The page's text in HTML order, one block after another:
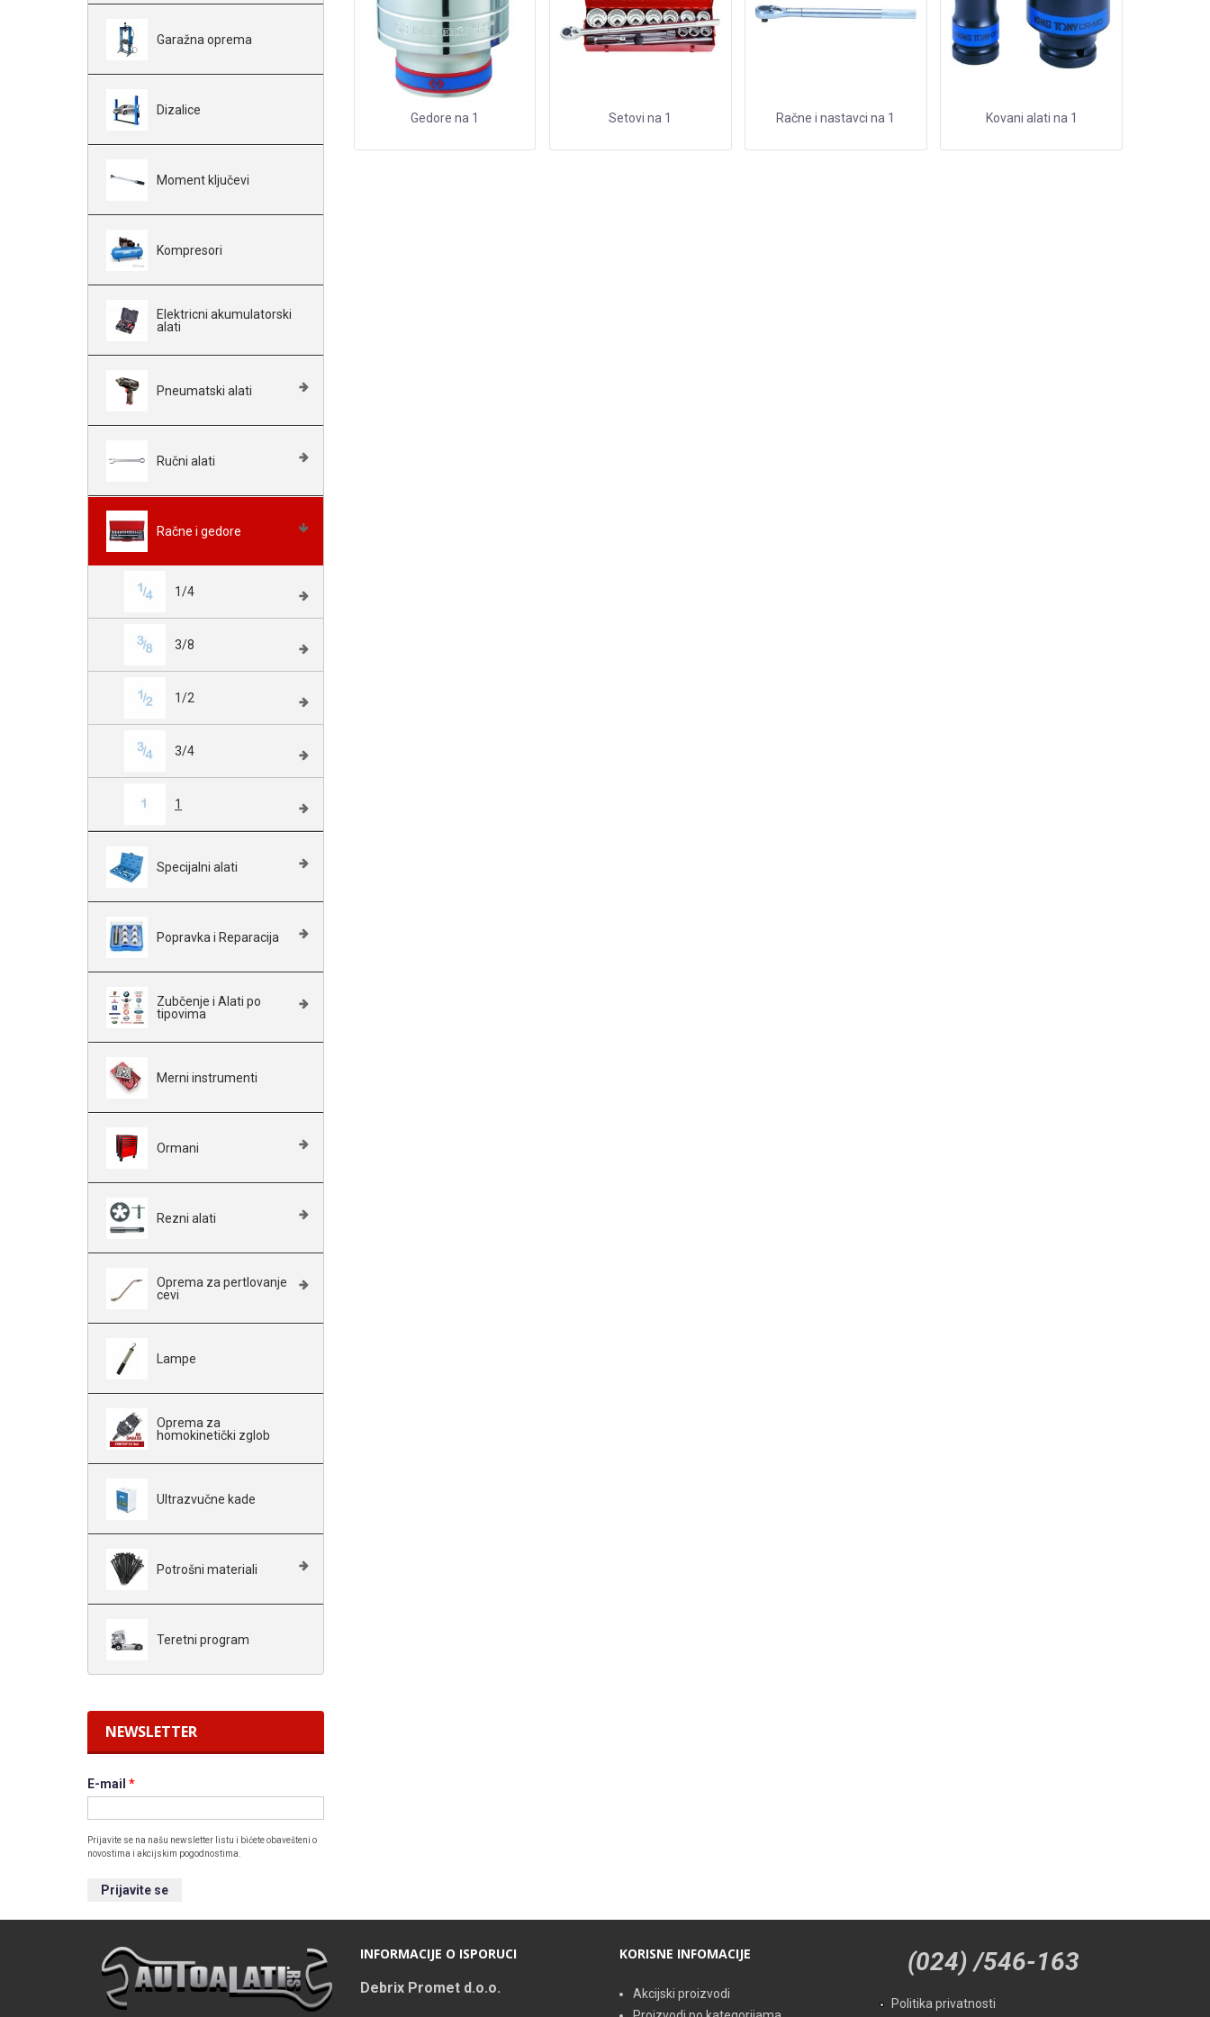
Garažna oprema
Dizalice
Moment ključevi
Kompresori
Elektricni akumulatorski
alati
Pneumatski alati
Ručni alati
Račne i gedore
1/4
3/8
1/2
3/4
1
Specijalni alati
Popravka i Reparacija
Zubčenje i Alati po
tipovima
Merni instrumenti
Ormani
Rezni alati
Oprema za pertlovanje
cevi
Lampe
Oprema za
homokinetički zglob
Ultrazvučne kade
Potrošni materiali
Teretni program
NEWSLETTER
E-mail *
Prijavite se na našu newsletter listu i bićete obavešteni o
novostima i akcijskim pogodnostima.
Gedore na 1 Setovi na 1 Račne i nastavci na 1 Kovani alati na 1
INFORMACIJE O ISPORUCI
Debrix Promet d.o.o.
KORISNE INFOMACIJE
Akcijski proizvodi
(024) /546-163
Politika privatnosti